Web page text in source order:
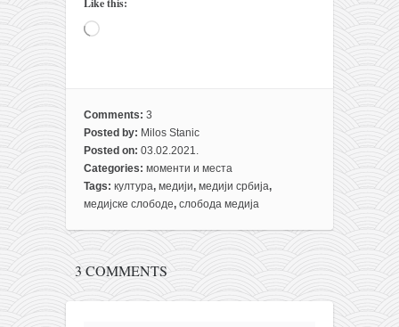
Like this:
Loading…
Comments: 3
Posted by: Milos Stanic
Posted on: 03.02.2021.
Categories: моменти и места
Tags: култура, медији, медији србија,
медијске слободе, слобода медија
3 COMMENTS